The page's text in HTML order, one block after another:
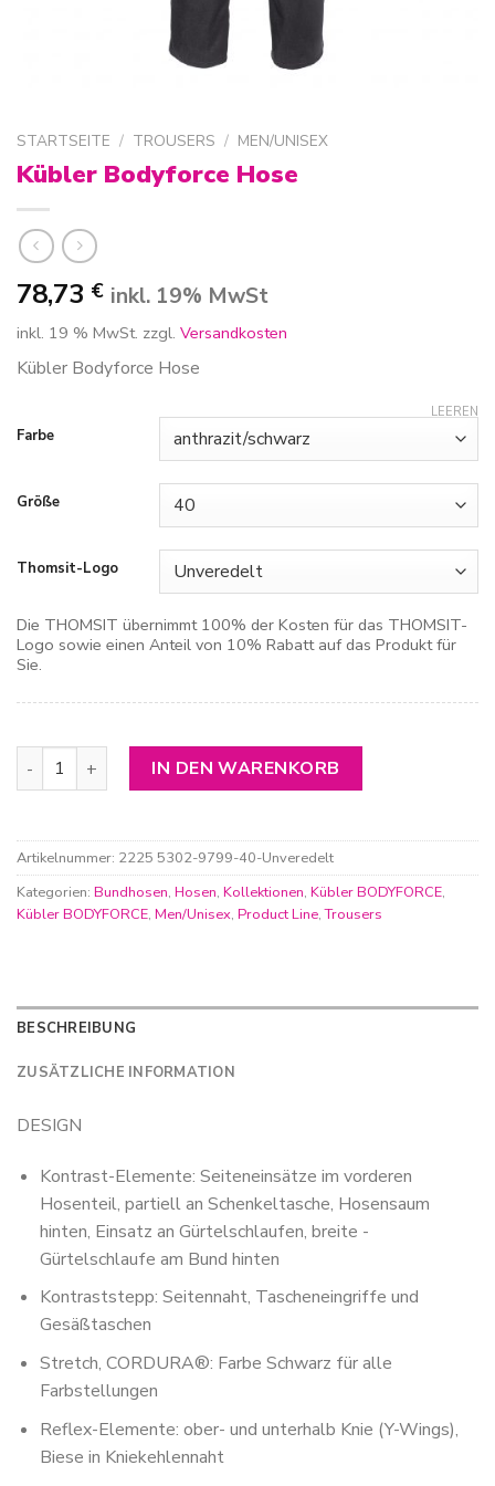
STARTSEITE / TROUSERS / MEN/UNISEX
Kübler Bodyforce Hose
78,73 € inkl. 19% MwSt
inkl. 19 % MwSt. zzgl. Versandkosten
Kübler Bodyforce Hose
Farbe
Größe
Thomsit-Logo
LEEREN
Die THOMSIT übernimmt 100% der Kosten für das THOMSIT-
Logo sowie einen Anteil von 10% Rabatt auf das Produkt für
Sie.
Kübler Bodyforce Hose MengeIN DEN WARENKORB
Artikelnummer: 2225 5302-9799-40-Unveredelt
Kategorien: Bundhosen, Hosen, Kollektionen, Kübler BODYFORCE,
Kübler BODYFORCE, Men/Unisex, Product Line,Trousers
BESCHREIBUNG
ZUSÄTZLICHE INFORMATION
DESIGN
Kontrast-Elemente: Seiteneinsätze im vorderen
Hosenteil, partiell an Schenkeltasche, Hosensaum
hinten, Einsatz an Gürtelschlaufen, breite -
Gürtelschlaufe am Bund hinten
Kontraststepp: Seitennaht, Tascheneingriffe und
Gesäßtaschen
Stretch, CORDURA®: Farbe Schwarz für alle
Farbstellungen
Reflex-Elemente: ober- und unterhalb Knie (Y-Wings),
Biese in Kniekehlennaht